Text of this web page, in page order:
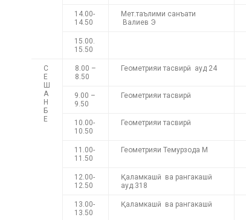
14.00-
14.50
Мет.таълими санъати
Валиев Э
15.00.
15.50
С
Е
Ш
А
Н
Б
Е
8.00 –
8.50
Геометрияи тасвирӣ ауд 24
9.00 –
9.50
Геометрияи тасвирӣ
10.00-
10.50
Геометрияи тасвирӣ
11.00-
11.50
Геометрияи Темурзода М
12.00-
12.50
Қаламкашӣ ва рангакашӣ
ауд.318
13.00-
13.50
Қаламкашӣ ва рангакашӣ